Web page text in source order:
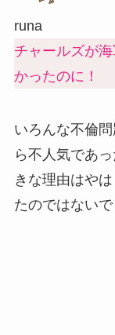
runa
チャールズが
かったのに！
いろんな不倫
ら不人気であ
きな理由はや
たのではないで